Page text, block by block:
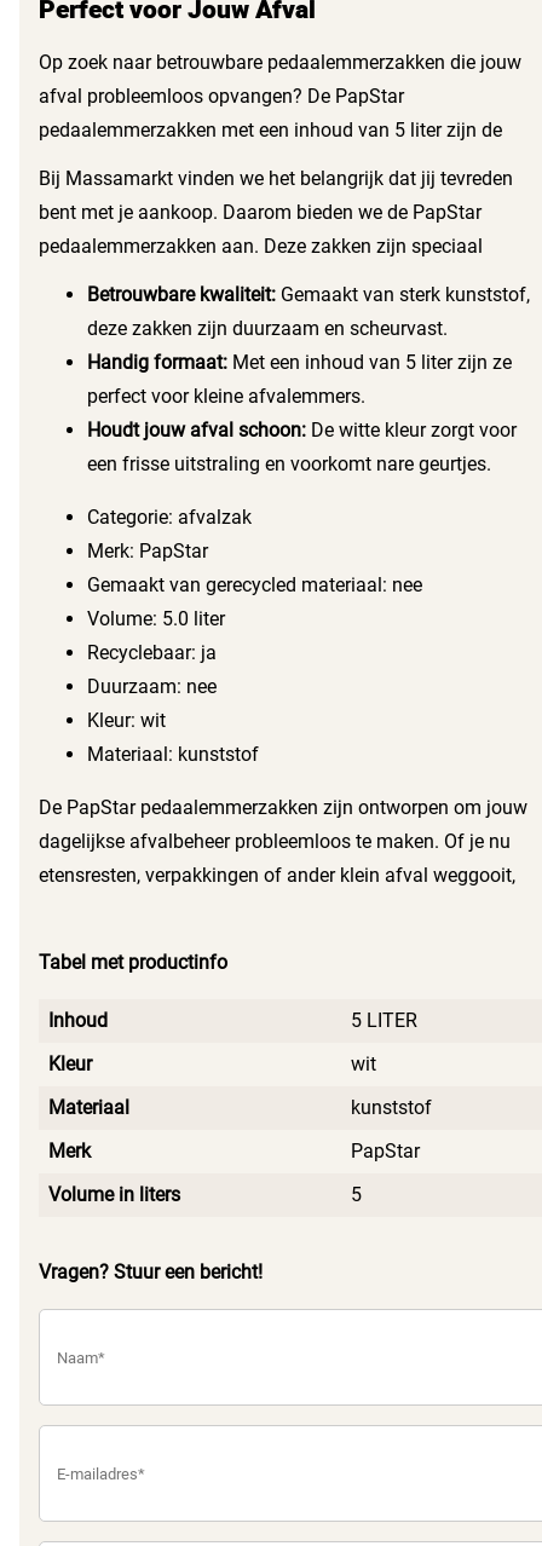
Perfect voor Jouw Afval
Op zoek naar betrouwbare pedaalemmerzakken die jouw
afval probleemloos opvangen? De PapStar
pedaalemmerzakken met een inhoud van 5 liter zijn de
scheuren of lekken.
Bij Massamarkt vinden we het belangrijk dat jij tevreden
bent met je aankoop. Daarom bieden we de PapStar
pedaalemmerzakken aan. Deze zakken zijn speciaal
ontworpen voor dagelijks gebruik en bieden de volgende
Betrouwbare kwaliteit: Gemaakt van sterk kunststof,
deze zakken zijn duurzaam en scheurvast.
Handig formaat: Met een inhoud van 5 liter zijn ze
perfect voor kleine afvalemmers.
Houdt jouw afval schoon: De witte kleur zorgt voor
een frisse uitstraling en voorkomt nare geurtjes.
Categorie: afvalzak
Merk: PapStar
Gemaakt van gerecycled materiaal: nee
Volume: 5.0 liter
Recyclebaar: ja
Duurzaam: nee
Kleur: wit
Materiaal: kunststof
De PapStar pedaalemmerzakken zijn ontworpen om jouw
dagelijkse afvalbeheer probleemloos te maken. Of je nu
etensresten, verpakkingen of ander klein afval weggooit,
ook nog eens bij aan een beter milieu.
Tabel met productinfo
Inhoud
5 LITER
Kleur
wit
Materiaal
kunststof
Merk
PapStar
Volume in liters
5
Vragen? Stuur een bericht!